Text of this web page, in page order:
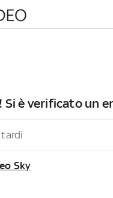
Si è verificato un
tardi
Sky